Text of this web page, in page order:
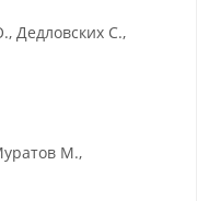
Дедловских С.,
М.,